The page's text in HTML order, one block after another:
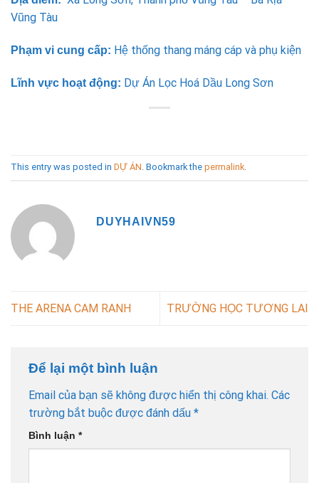
Vũng Tàu
Phạm vi cung cấp: Hệ thống thang máng cáp và phụ kiện
Lĩnh vực hoạt động: Dự Án Lọc Hoá Dầu Long Sơn
This entry was posted in DỰ ÁN. Bookmark the permalink.
DUYHAIVN59
THE ARENA CAM RANH TRƯỜNG HỌC TƯƠNG LAI
Để lại một bình luận
Email của bạn sẽ không được hiển thị công khai. Các
trường bắt buộc được đánh dấu *
Bình luận *